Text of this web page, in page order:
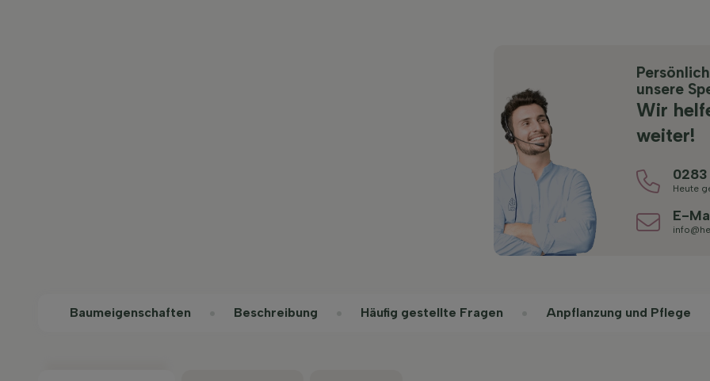
unsere
Wir
weiter!
Heute
E-
Baum­eigen­schaften Beschreibung Häufig gestellte Fragen Anpflanzung und Pflege